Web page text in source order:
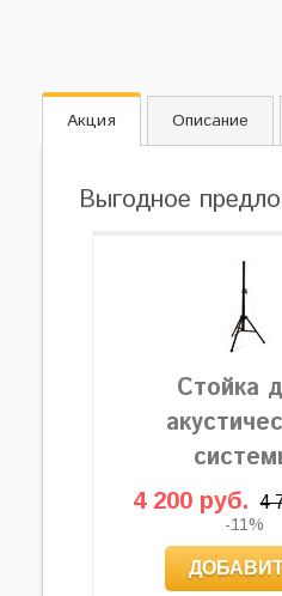
Акция Описание
Выгодное
Стойка
4 200 руб. 4
-11%